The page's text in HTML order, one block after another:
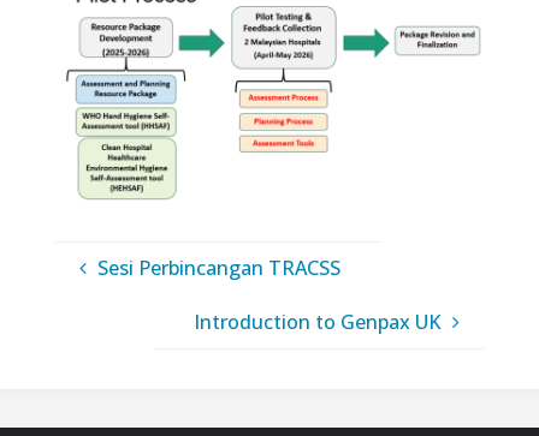
Sesi Perbincangan TRACSS
Introduction to Genpax UK